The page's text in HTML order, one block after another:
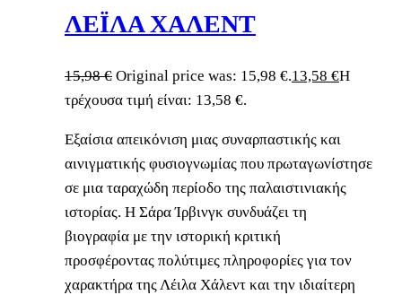
ΛΕÏΛΑ ΧΑΛΕΝΤ
15,98€ Original price was: 15,98 €.13,58 €Η
τρέχουσα τιμή είναι: 13,58 €.
Εξαίσια απεικόνιση μιας συναρπαστικής και
αινιγματικής φυσιογνωμίας που πρωταγωνίστησε
σε μια ταραχώδη περίοδο της παλαιστινιακής
ιστορίας. Η Σάρα Ίρβινγκ συνδυάζει τη
βιογραφία με την ιστορική κριτική
προσφέροντας πολύτιμες πληροφορίες για τον
χαρακτήρα της Λέιλα Χάλεντ και την ιδιαίτερη